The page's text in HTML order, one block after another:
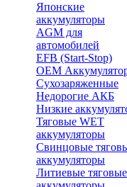
Японские
аккумуляторы
AGM для
автомобилей
EFB (Start-Stop)
OEM
Сухозаряженные
Недорогие АКБ
Низкие
Тяговые WET
аккумуляторы
Свинцовые
аккумуляторы
Литиевые тяговые